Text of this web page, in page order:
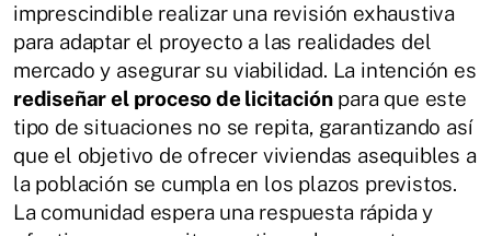
imprescindible realizar una revisión exhaustiva
para adaptar el proyecto a las realidades del
mercado y asegurar su viabilidad. La intención es
rediseñar el proceso de licitaciónpara que este
tipo de situaciones no se repita, garantizando así
que el objetivo de ofrecer viviendas asequibles a
la población se cumpla en los plazos previstos.
La comunidad espera una respuesta rápida y